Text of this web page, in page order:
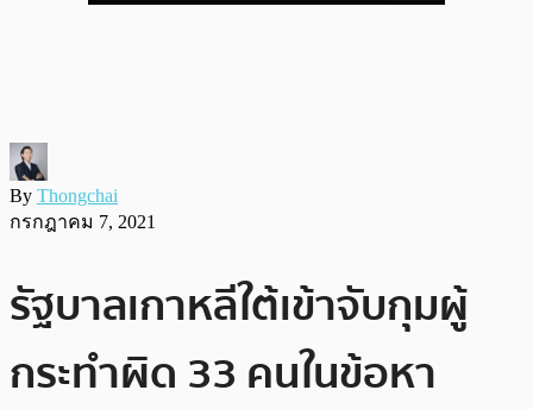
By Thongchai
กรกฎาคม 7, 2021
รัฐบาลเกาหลีใต้เข้าจับกุมผู้
กระทำผิด 33 คนในข้อหา